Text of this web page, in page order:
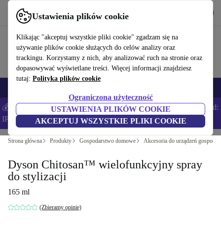
Ustawienia plików cookie
Klikając "akceptuj wszystkie pliki cookie" zgadzam się na
używanie plików cookie służących do celów analizy oraz
trackingu. Korzystamy z nich, aby analizować ruch na stronie oraz
dopasowywać wyświetlane treści. Więcej informacji znajdziesz
tutaj: Polityka plików cookie
Ograniczona użyteczność
USTAWIENIA PLIKÓW COOKIE
AKCEPTUJ WSZYSTKIE PLIKI COOKIE
Korzystaj z refurbed szybko i łatwo
💰Zaoszczędź DODATKOWE 5% na wszystkich iPhone’ach – Kod:
IPHONEDEAL –Regulamin
Strona główna Produkty Gospodarstwo domowe Akcesoria do urządzeń
Dyson Chitosan™ wielofunkcyjny spray
do stylizacji
165 ml
(Zbieramy opinie)